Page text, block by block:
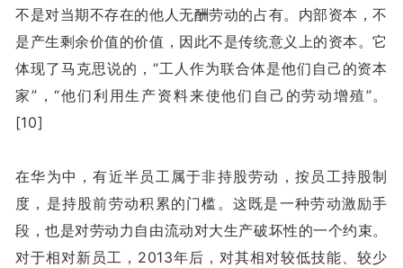
不是对当期不存在的他人无酬劳动的占有。内部资本，不
是产生剩余价值的价值，因此不是传统意义上的资本。它
体现了马克思说的，“工人作为联合体是他们自己的资本
家”，“他们利用生产资料来使他们自己的劳动增殖”。
[10]
在华为中，有近半员工属于非持股劳动，按员工持股制
度，是持股前劳动积累的门槛。这既是一种劳动激励手
段，也是对劳动力自由流动对大生产破坏性的一个约束。
对于相对新员工，2013年后，对其相对较低技能、较少